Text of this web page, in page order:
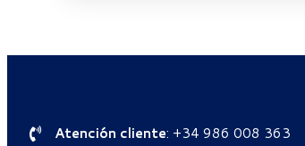
Atención cliente: +34 986 008 363